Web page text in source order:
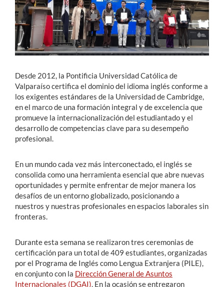
Alumni
English
Desde 2012, la Pontificia Universidad Católica de
Valparaíso certifica el dominio del idioma inglés conforme a
los exigentes estándares de la Universidad de Cambridge,
en el marco de una formación integral y de excelencia que
promueve la internacionalización del estudiantado y el
desarrollo de competencias clave para su desempeño
profesional.
En un mundo cada vez más interconectado, el inglés se
consolida como una herramienta esencial que abre nuevas
oportunidades y permite enfrentar de mejor manera los
desafíos de un entorno globalizado, posicionando a
nuestros y nuestras profesionales en espacios laborales sin
fronteras.
Durante esta semana se realizaron tres ceremonias de
certificación para un total de 409 estudiantes, organizadas
por el Programa de Inglés como Lengua Extranjera (PILE),
en conjunto con la Dirección General de Asuntos
Internacionales (DGAI) . En la ocasión se entregaron